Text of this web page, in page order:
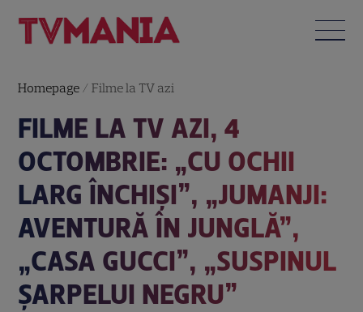
Homepage /Filme la TV azi
FILME LA TV AZI, 4
OCTOMBRIE: „CU OCHII
LARG ÎNCHIȘI”, „JUMANJI:
AVENTURĂ ÎN JUNGLĂ”,
„CASA GUCCI”, „SUSPINUL
ȘARPELUI NEGRU”